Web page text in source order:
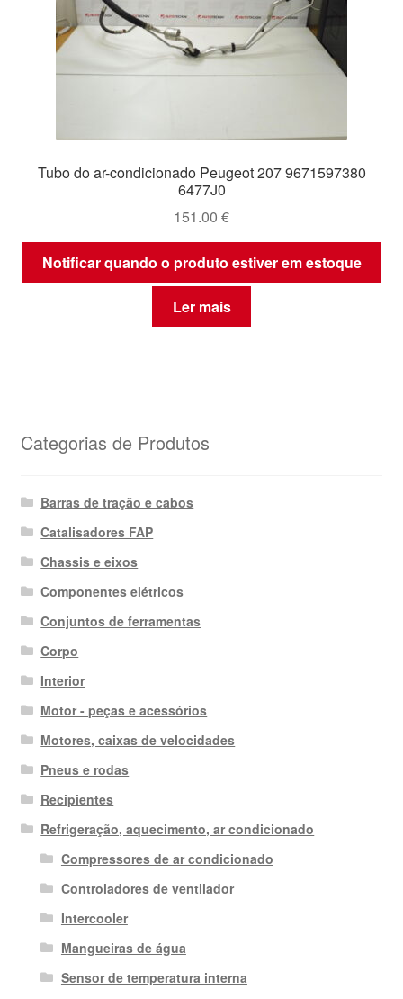
Tubo do ar-condicionado Peugeot 207 9671597380
6477J0
151.00 €
Notificar quando o produto estiver em estoque
Ler mais
Categorias de Produtos
Barras de tração e cabos
Catalisadores FAP
Chassis e eixos
Componentes elétricos
Conjuntos de ferramentas
Corpo
Interior
Motor - peças e acessórios
Motores, caixas de velocidades
Pneus e rodas
Recipientes
Refrigeração, aquecimento, ar condicionado
Compressores de ar condicionado
Controladores de ventilador
Intercooler
Mangueiras de água
Sensor de temperatura interna